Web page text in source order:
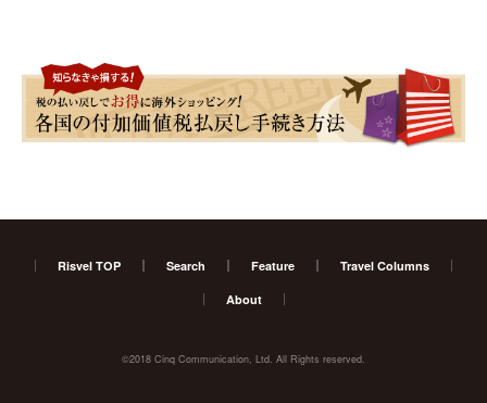
Risvel TOP Search Feature Travel Columns
About
©2018 Cinq Communication, Ltd. All Rights reserved.